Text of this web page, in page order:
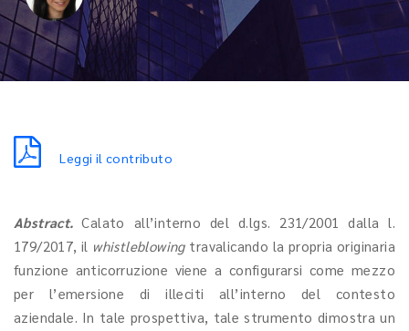
Leggi il contributo
Abstract.Calato all’interno del d.lgs. 231/2001 dalla l.
179/2017, il whistleblowingtravalicando la propria originaria
funzione anticorruzione viene a configurarsi come mezzo
per l’emersione di illeciti all’interno del contesto
aziendale. In tale prospettiva, tale strumento dimostra un